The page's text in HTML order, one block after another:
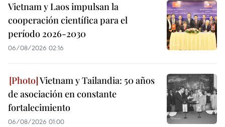
Vietnam y Laos impulsan la
cooperación científica para el
período 2026-2030
06/08/2026 02:16
Vietnam y Tailandia: 50 años
de asociación en constante
fortalecimiento
06/08/2026 01:00